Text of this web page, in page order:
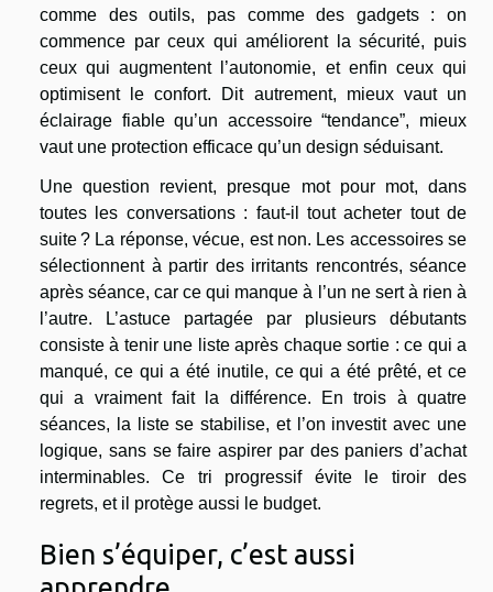
comme des outils, pas comme des gadgets : on
commence par ceux qui améliorent la sécurité, puis
ceux qui augmentent l’autonomie, et enfin ceux qui
optimisent le confort. Dit autrement, mieux vaut un
éclairage fiable qu’un accessoire “tendance”, mieux
vaut une protection efficace qu’un design séduisant.
Une question revient, presque mot pour mot, dans
toutes les conversations : faut-il tout acheter tout de
suite ? La réponse, vécue, est non. Les accessoires se
sélectionnent à partir des irritants rencontrés, séance
après séance, car ce qui manque à l’un ne sert à rien à
l’autre. L’astuce partagée par plusieurs débutants
consiste à tenir une liste après chaque sortie : ce qui a
manqué, ce qui a été inutile, ce qui a été prêté, et ce
qui a vraiment fait la différence. En trois à quatre
séances, la liste se stabilise, et l’on investit avec une
logique, sans se faire aspirer par des paniers d’achat
interminables. Ce tri progressif évite le tiroir des
regrets, et il protège aussi le budget.
Bien s’équiper, c’est aussi